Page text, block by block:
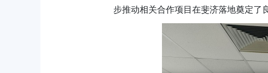
步推动相关合作项目在斐济落地奠定了